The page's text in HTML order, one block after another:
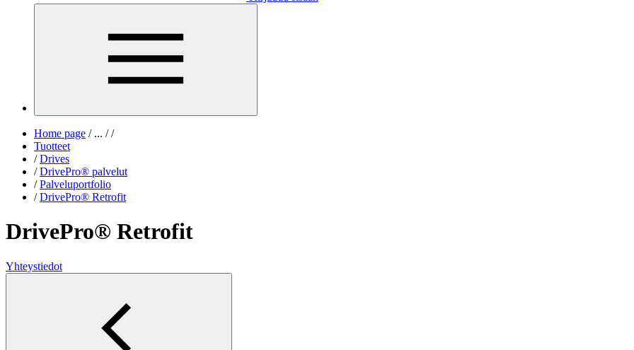
Home page /... / /
Tuotteet
/ Drives
/ DrivePro® palvelut
/ Palveluportfolio
/ DrivePro® Retrofit
DrivePro® Retrofit
Yhteystiedot